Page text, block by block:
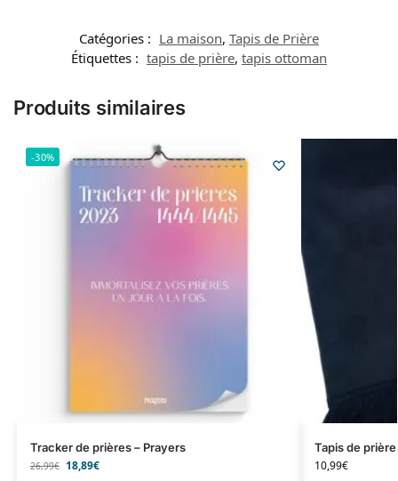
Catégories : La maison, Tapis de Prière
Étiquettes : tapis de prière, tapis ottoman
Produits similaires
-30%
Tracker de prières – Prayers
26,99€ 18,89€
Tapis de
10,99€